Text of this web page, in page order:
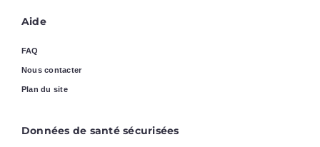
Aide
FAQ
Nous contacter
Plan du site
Données de santé sécurisées